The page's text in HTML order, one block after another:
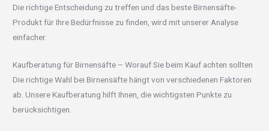
Die richtige Entscheidung zu treffen und das beste Birnensäfte-
Produkt für Ihre Bedürfnisse zu finden, wird mit unserer Analyse
einfacher.
Kaufberatung für Birnensäfte – Worauf Sie beim Kauf achten sollten
Die richtige Wahl bei Birnensäfte hängt von verschiedenen Faktoren
ab. Unsere Kaufberatung hilft Ihnen, die wichtigsten Punkte zu
berücksichtigen.